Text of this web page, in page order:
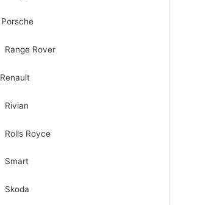
Porsche
Range Rover
Renault
Rivian
Rolls Royce
Smart
Skoda